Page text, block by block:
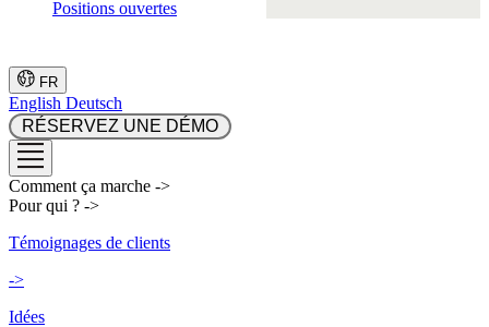
Positions ouvertes
FR
English Deutsch
Comment ça marche ->
Pour qui ? ->
Témoignages de clients
->
Idées